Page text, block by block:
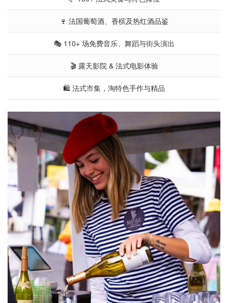
🍷 法国葡萄酒、香槟及热红酒品鉴
🎭 110+ 场免费音乐、舞蹈与街头演出
🎬 露天影院 & 法式电影体验
🛍️ 法式市集，淘特色手作与精品